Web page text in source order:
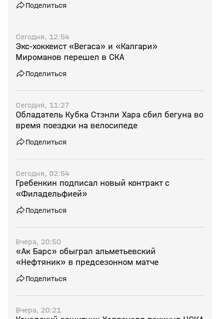
Поделиться
Сегодня, 12:54
Экс‑хоккеист «Вегаса» и «Калгари»
Мироманов перешел в СКА
Поделиться
Сегодня, 11:27
Обладатель Кубка Стэнли Хара сбил бегуна во
время поездки на велосипеде
Поделиться
Сегодня, 02:54
Гребенкин подписал новый контракт с
«Филадельфией»
Поделиться
Вчера, 20:50
«Ак Барс» обыграл альметьевский
«Нефтяник» в предсезонном матче
Поделиться
Вчера, 20:21